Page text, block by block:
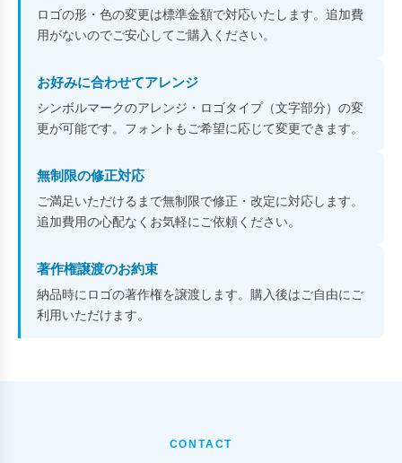
ロゴの形・色の変更は標準金額で対応いたします。追加費
用がないのでご安心してご購入ください。
お好みに合わせてアレンジ
シンボルマークのアレンジ・ロゴタイプ（文字部分）の変
更が可能です。フォントもご希望に応じて変更できます。
無制限の修正対応
ご満足いただけるまで無制限で修正・改定に対応します。
追加費用の心配なくお気軽にご依頼ください。
著作権譲渡のお約束
納品時にロゴの著作権を譲渡します。購入後はご自由にご
利用いただけます。
CONTACT